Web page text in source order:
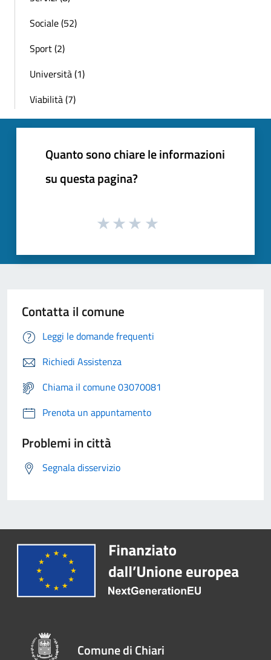
Sociale (52)
Sport (2)
Università (1)
Viabilità (7)
Quanto sono chiare le informazioni
su questa pagina?
Contatta il comune
Leggi le domande frequenti
Richiedi Assistenza
Chiama il comune 03070081
Prenota un appuntamento
Problemi in città
Segnala disservizio
Comune di Chiari